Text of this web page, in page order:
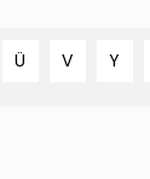
Ü V Y